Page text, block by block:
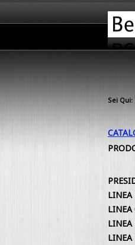
Sei Qui:
LINEA
LINEA
LINEA
LINEA